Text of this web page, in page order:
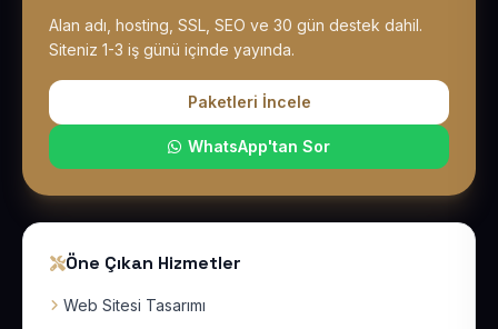
Alan adı, hosting, SSL, SEO ve 30 gün destek dahil.
Siteniz 1-3 iş günü içinde yayında.
Paketleri İncele
WhatsApp'tan Sor
Öne Çıkan Hizmetler
Web Sitesi Tasarımı